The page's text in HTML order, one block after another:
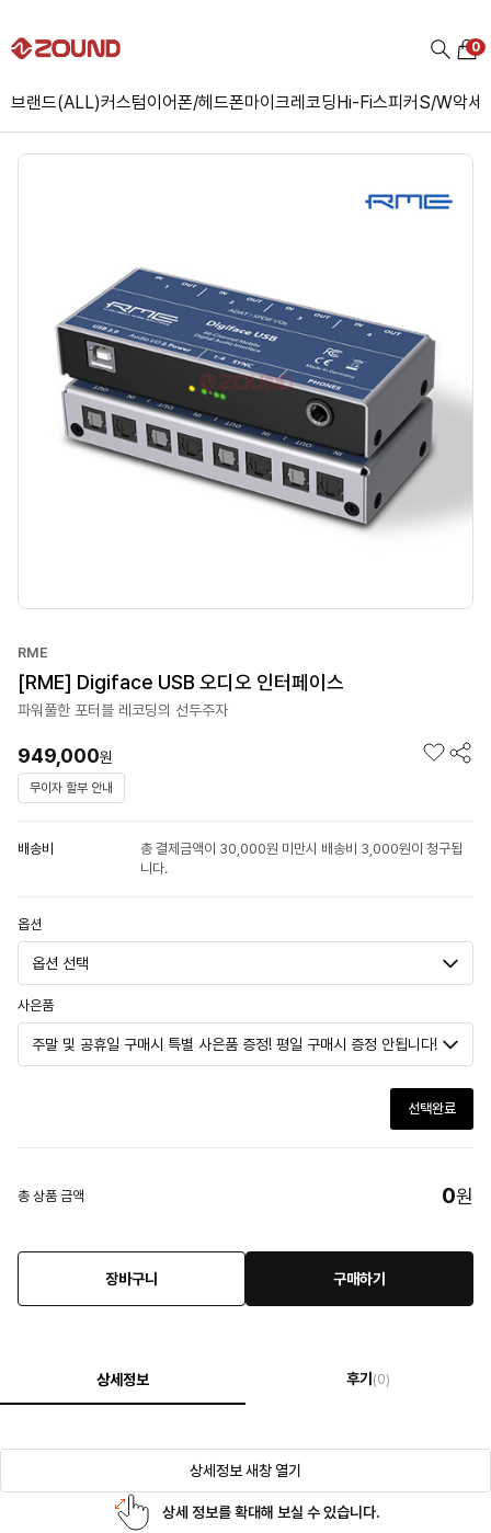
브랜드(ALL)커스텀이어폰/헤드폰마이크레코딩Hi-Fi스피커S/W악세
0
RME
[RME] Digiface USB 오디오 인터페이스
파워풀한 포터블 레코딩의 선두주자
949,000원
무이자 할부 안내
배송비
총 결제금액이 30,000원 미만시 배송비 3,000원이 청구됩
니다.
옵션
사은품
선택완료
총 상품 금액 0원
장바구니 구매하기
상세정보 후기 (0)
상세정보 새창 열기
상세 정보를 확대해 보실 수 있습니다.